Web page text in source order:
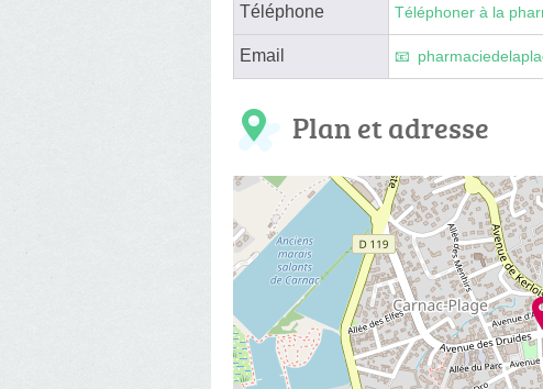
Téléphone Téléphoner à la
Email
Plan et adresse